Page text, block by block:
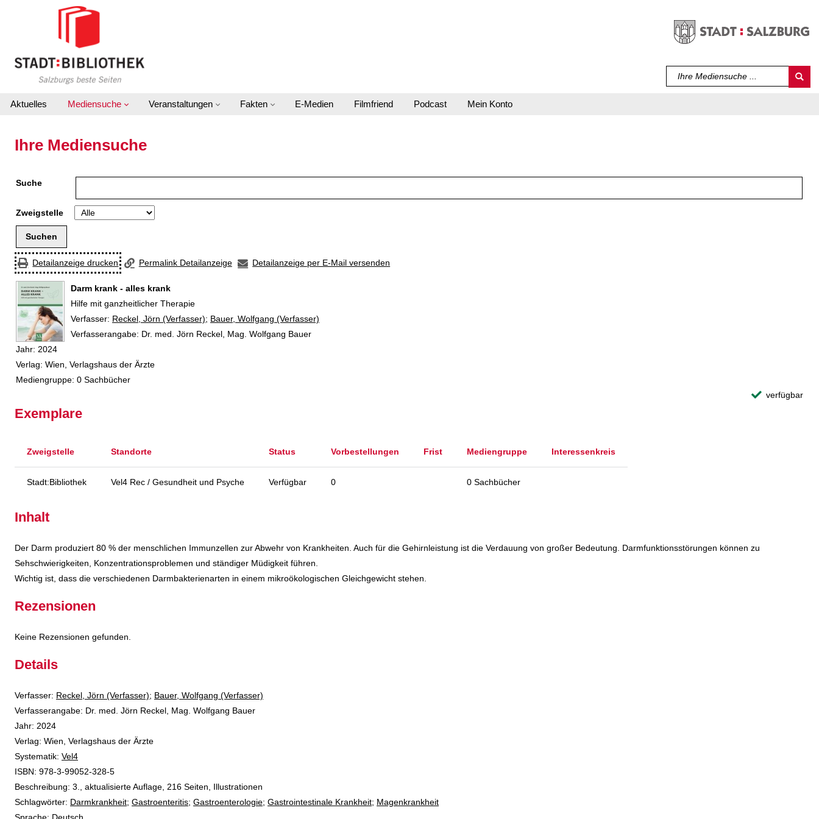
Zur Detailanzeige springen
Sprache auswählen
Aktuelles Mediensuche Veranstaltungen Fakten E-Medien Filmfriend Podcast Mein Konto
Ihre Mediensuche
Suche
Zweigstelle
Detailanzeige drucken Permalink Detailanzeige Detailanzeige per E-Mail versenden
Darm krank - alles krank
Hilfe mit ganzheitlicher Therapie
Verfasser: Suche nach diesem Verfasser
Reckel, Jörn (Verfasser); Bauer, Wolfgang (Verfasser)
Verfasserangabe: Dr. med. Jörn Reckel, Mag. Wolfgang Bauer
Jahr: 2024
Verlag: Wien, Verlagshaus der Ärzte
Mediengruppe: 0 Sachbücher
verfügbar
Exemplare
Zweigstelle Standorte Status Vorbestellungen Frist Mediengruppe Interessenkreis
Stadt:Bibliothek Vel4 Rec / Gesundheit und Psyche Verfügbar 0 0 Sachbücher
Inhalt
Der Darm produziert 80 % der menschlichen Immunzellen zur Abwehr von Krankheiten. Auch für die Gehirnleistung ist die Verdauung von großer Bedeutung. Darmfunktionsstörungen können zu
Sehschwierigkeiten, Konzentrationsproblemen und ständiger Müdigkeit führen.
Wichtig ist, dass die verschiedenen Darmbakterienarten in einem mikroökologischen Gleichgewicht stehen.
Rezensionen
Keine Rezensionen gefunden.
Details
Verfasser: Suche nach diesem Verfasser
Reckel, Jörn (Verfasser); Bauer, Wolfgang (Verfasser)
Verfasserangabe: Dr. med. Jörn Reckel, Mag. Wolfgang Bauer
Jahr: 2024
Verlag: Wien, Verlagshaus der Ärzte
opens in new tab
Diesen Link in neuem Tab öffnen
Systematik: Suche nach dieser Systematik
Vel4
Suche nach diesem Interessenskreis
ISBN: 978-3-99052-328-5
Beschreibung: 3., aktualisierte Auflage, 216 Seiten, Illustrationen
Schlagwörter: Darmkrankheit; Gastroenteritis; Gastroenterologie; Gastrointestinale Krankheit; Magenkrankheit
Suche nach dieser Beteiligten Person
Sprache: Deutsch